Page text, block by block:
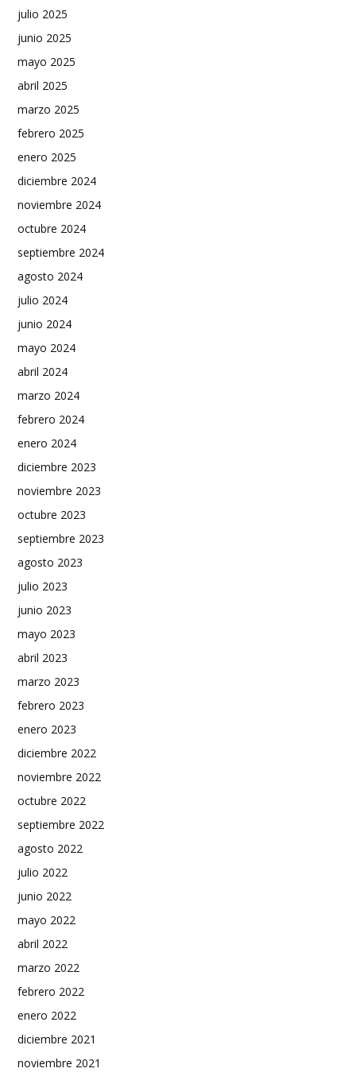
julio 2025
junio 2025
mayo 2025
abril 2025
marzo 2025
febrero 2025
enero 2025
diciembre 2024
noviembre 2024
octubre 2024
septiembre 2024
agosto 2024
julio 2024
junio 2024
mayo 2024
abril 2024
marzo 2024
febrero 2024
enero 2024
diciembre 2023
noviembre 2023
octubre 2023
septiembre 2023
agosto 2023
julio 2023
junio 2023
mayo 2023
abril 2023
marzo 2023
febrero 2023
enero 2023
diciembre 2022
noviembre 2022
octubre 2022
septiembre 2022
agosto 2022
julio 2022
junio 2022
mayo 2022
abril 2022
marzo 2022
febrero 2022
enero 2022
diciembre 2021
noviembre 2021